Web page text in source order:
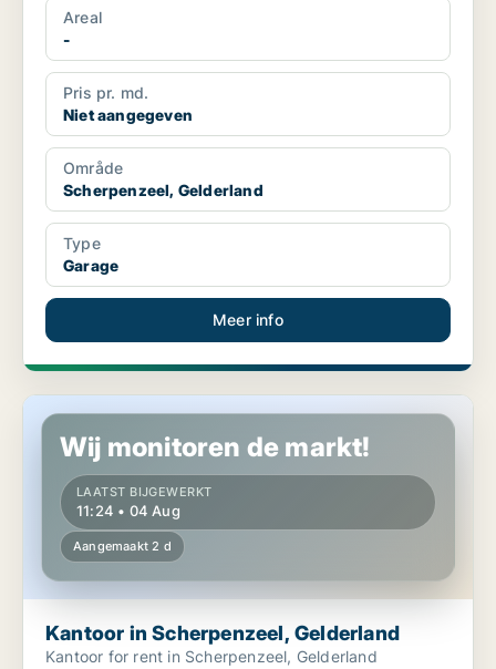
Areal
-
Pris pr. md.
Niet aangegeven
Område
Scherpenzeel, Gelderland
Type
Garage
Meer info
Kantoor in Scherpenzeel, Gelderland
Wij monitoren de markt!
LAATST BIJGEWERKT
11:24 • 04 Aug
Aangemaakt 2 d
Kantoor in Scherpenzeel, Gelderland
Kantoor for rent in Scherpenzeel, Gelderland